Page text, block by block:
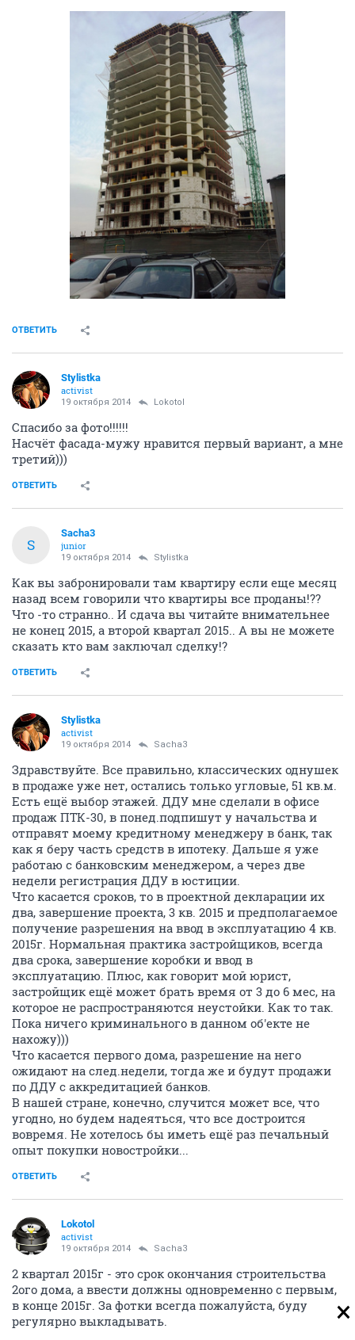
ОТВЕТИТЬ
Stylistka
activist
19 октября 2014 Lokotol
Спасибо за фото!!!!!!
Насчёт фасада-мужу нравится первый вариант, а мне
третий)))
ОТВЕТИТЬ
S
Sacha3
junior
19 октября 2014 Stylistka
Как вы забронировали там квартиру если еще месяц
назад всем говорили что квартиры все проданы!??
Что -то странно.. И сдача вы читайте внимательнее
не конец 2015, а второй квартал 2015.. А вы не можете
сказать кто вам заключал сделку!?
ОТВЕТИТЬ
Stylistka
activist
19 октября 2014 Sacha3
Здравствуйте. Все правильно, классических однушек
в продаже уже нет, остались только угловые, 51 кв.м.
Есть ещё выбор этажей. ДДУ мне сделали в офисе
продаж ПТК-30, в понед.подпишут у начальства и
отправят моему кредитному менеджеру в банк, так
как я беру часть средств в ипотеку. Дальше я уже
работаю с банковским менеджером, а через две
недели регистрация ДДУ в юстиции.
Что касается сроков, то в проектной декларации их
два, завершение проекта, 3 кв. 2015 и предполагаемое
получение разрешения на ввод в эксплуатацию 4 кв.
2015г. Нормальная практика застройщиков, всегда
два срока, завершение коробки и ввод в
эксплуатацию. Плюс, как говорит мой юрист,
застройщик ещё может брать время от 3 до 6 мес, на
которое не распространяются неустойки. Как то так.
Пока ничего криминального в данном об'екте не
нахожу)))
Что касается первого дома, разрешение на него
ожидают на след.недели, тогда же и будут продажи
по ДДУ с аккредитацией банков.
В нашей стране, конечно, случится может все, что
угодно, но будем надеяться, что все достроится
вовремя. Не хотелось бы иметь ещё раз печальный
опыт покупки новостройки...
ОТВЕТИТЬ
Lokotol
activist
19 октября 2014 Sacha3
2 квартал 2015г - это срок окончания строительства
2ого дома, а ввести должны одновременно с первым,
в конце 2015г. За фотки всегда пожалуйста, буду
регулярно выкладывать.